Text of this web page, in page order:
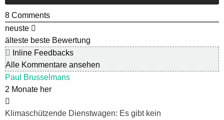
8 Comments
neuste
älteste beste Bewertung
Inline Feedbacks
Alle Kommentare ansehen
Paul Brusselmans
2 Monate her
Klimaschützende Dienstwagen: Es gibt kein